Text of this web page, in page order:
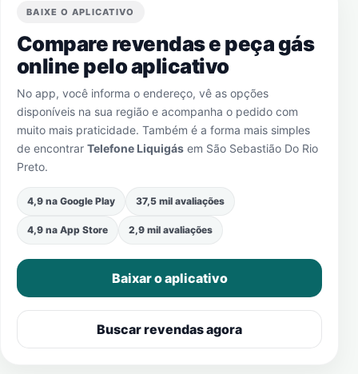
BAIXE O APLICATIVO
Compare revendas e peça gás
online pelo aplicativo
No app, você informa o endereço, vê as opções
disponíveis na sua região e acompanha o pedido com
muito mais praticidade. Também é a forma mais simples
de encontrar Telefone Liquigás em São Sebastião Do Rio
Preto.
4,9 na Google Play 37,5 mil avaliações
4,9 na App Store 2,9 mil avaliações
Baixar o aplicativo
Buscar revendas agora